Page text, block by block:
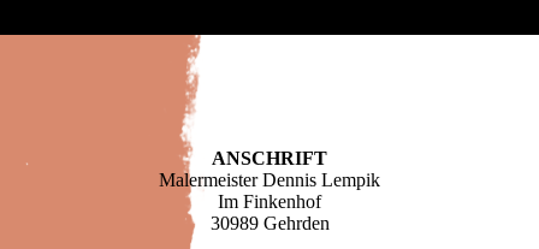
ANSCHRIFT
Malermeister Dennis Lempik
Im Finkenhof
30989 Gehrden